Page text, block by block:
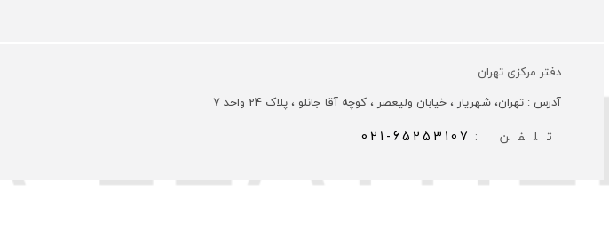
دفتر مرکزی تهران
آدرس : تهران، شهریار ، خیابان ولیعصر ، کوچه آقا جانلو ، پلاک 24 واحد 7
تلفن : 021-65253107